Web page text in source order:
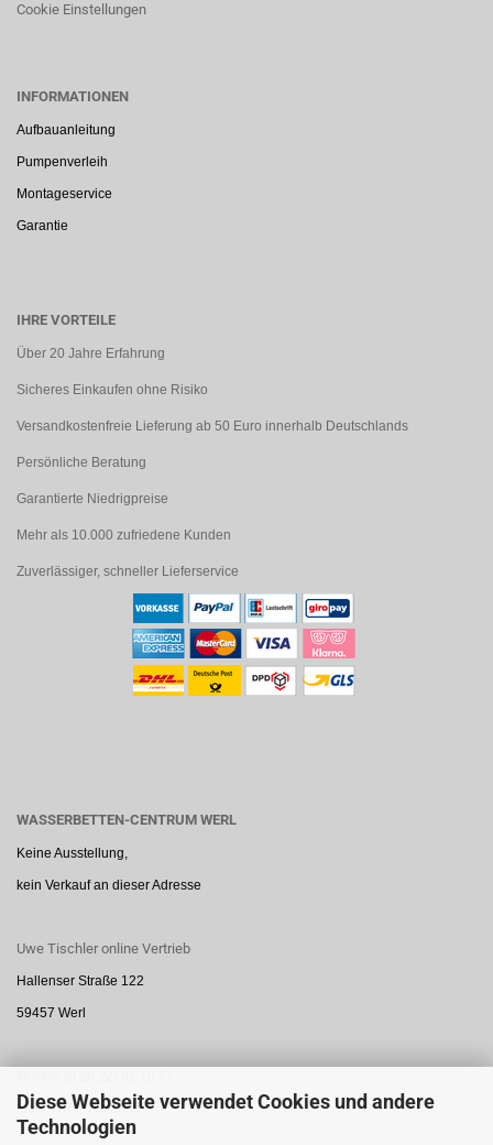
Diese Webseite verwendet Cookies und andere
Technologien
Cookie Einstellungen
INFORMATIONEN
Aufbauanleitung
Pumpenverleih
Montageservice
Garantie
IHRE VORTEILE
Über 20 Jahre Erfahrung
Sicheres Einkaufen ohne Risiko
Versandkostenfreie Lieferung ab 50 Euro innerhalb Deutschlands
Persönliche Beratung
Garantierte Niedrigpreise
Mehr als 10.000 zufriedene Kunden
Zuverlässiger, schneller Lieferservice
WASSERBETTEN-CENTRUM WERL
Keine Ausstellung,
kein Verkauf an dieser Adresse
Uwe Tischler online Vertrieb
Hallenser Straße 122
59457 Werl
Mobil 0160 7872888